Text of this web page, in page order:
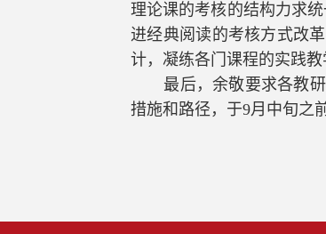
理论课的考核的结构力求
进经典阅读的考核方式改
计，凝练各门课程的实践教
最后，余敬要求各教
措施和路径，于9月中旬之